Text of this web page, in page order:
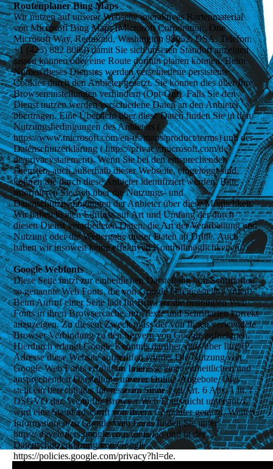
Routenplaner Bing Maps
Wir nutzen auf unserer Webseite interaktives Kartenmaterial
von Microsoft Bing Maps (Microsoft Corporation, One
Microsoft Way, Redmond, Washington 98052, USA. Telefon:
+1 (425) 882 8080) damit Sie sich unseren Standort anzeigen
lassen können oder eine Route dorthin planen können. Beim
Nutzen dieses Dienstes werden verschiedene persistente
Cookies durch den Anbieter gesetzt. Sie können dies über Ihre
Browsereinstellungen verhindern (Opt-Out). Falls Sie den
Dienst nutzen werden verschiedene Daten an den Anbieter
übertragen. Eine Übersicht über diese Daten finden Sie in den
Nutzungsbedingungen des Anbieters (
https://www.microsoft.com/en-us/maps/product/terms) und der
Datenschutzerklärung ( https://privacy.microsoft.com/de-
de/privacystatement). Wenn Sie bei den entsprechenden
Diensten, auch außerhalb dieser Webseite, eingeloggt sind,
können Sie durch diese Anbieter identifiziert werden. Bitte
informieren Sie sich über die Nutzungs- und
Datenschutzbedingungen der Anbieter über diese Möglichkeit.
Wir haben keinen Einfluss auf Art und Umfang der durch
diesen Dienst verarbeiteten Daten, die Art der Verarbeitung und
Nutzung oder die Weitergabe dieser Daten an Dritte. Auch
haben wir insoweit keine effektiven Kontrollmöglichkeiten.
Google Webfonts
Diese Seite nutzt zur einheitlichen Darstellung von Schriftarten
so genannte Web Fonts, die von Google bereitgestellt werden.
Beim Aufruf einer Seite lädt Ihr Browser die benötigten Web
Fonts in ihren Browsercache, um Texte und Schriftarten korrekt
anzuzeigen. Zu diesem Zweck muss der von Ihnen verwendete
Browser Verbindung zu den Servern von Google aufnehmen.
Hierdurch erlangt Google Kenntnis darüber, dass über Ihre IP-
Adresse diese Website aufgerufen wurde. Die Nutzung von
Google Web Fonts erfolgt im Interesse einer einheitlichen und
ansprechenden Darstellung unserer Online-Angebote. Dies
stellt ein berechtigtes Interesse im Sinne von Art. 6 Abs. 1 lit. f
DSGVO dar. Wenn Ihr Browser Web Fonts nicht unterstützt,
wird eine Standardschrift von Ihrem Computer genutzt. Weitere
Informationen zu Google Web Fonts finden Sie unter
https://developers.google.com/fonts/faq und in der
Datenschutzerklärung von Google:
https://policies.google.com/privacy?hl=de.